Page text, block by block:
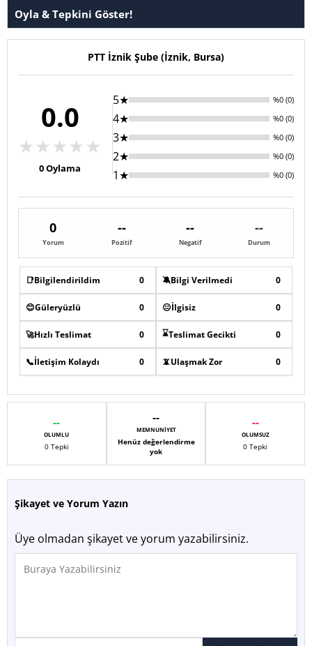
Oyla & Tepkini Göster!
PTT İznik Şube (İznik, Bursa)
0.0
★★★★★
0Oylama
5★ %0 (0)
4★ %0 (0)
3★ %0 (0)
2★ %0 (0)
1★ %0 (0)
0
Yorum
--
Pozitif
--
Negatif
--
Durum
📑Bilgilendirildim 0 🔕Bilgi Verilmedi 0
😊Güleryüzlü 0 😐İlgisiz 0
🚀Hızlı Teslimat 0 ⌛Teslimat Gecikti 0
📞İletişim Kolaydı 0 📵Ulaşmak Zor 0
--
OLUMLU
0 Tepki
--
MEMNUNIYET
Henüz değerlendirme
yok
--
OLUMSUZ
0 Tepki
Şikayet ve Yorum Yazın
Üye olmadan şikayet ve yorum yazabilirsiniz.